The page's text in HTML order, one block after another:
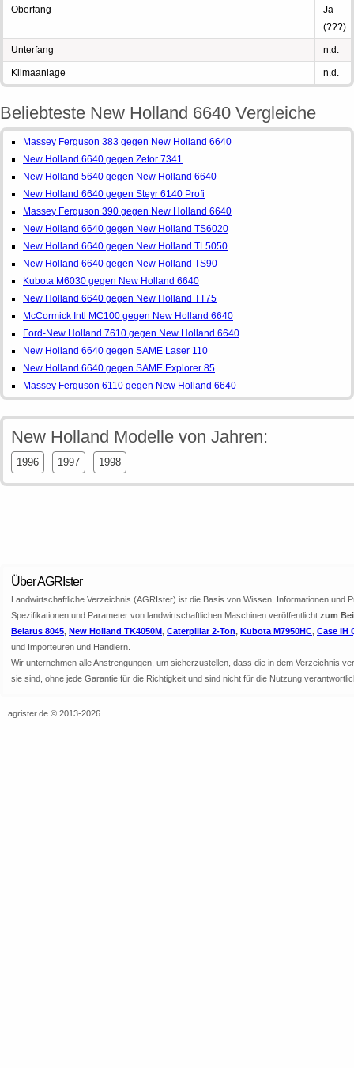
Oberfang
Ja
(???)
Unterfang n.d.
Klimaanlage n.d.
Beliebteste New Holland 6640 Vergleiche
Massey Ferguson 383 gegen New Holland 6640
New Holland 6640 gegen Zetor 7341
New Holland 5640 gegen New Holland 6640
New Holland 6640 gegen Steyr 6140 Profi
Massey Ferguson 390 gegen New Holland 6640
New Holland 6640 gegen New Holland TS6020
New Holland 6640 gegen New Holland TL5050
New Holland 6640 gegen New Holland TS90
Kubota M6030 gegen New Holland 6640
New Holland 6640 gegen New Holland TT75
McCormick Intl MC100 gegen New Holland 6640
Ford-New Holland 7610 gegen New Holland 6640
New Holland 6640 gegen SAME Laser 110
New Holland 6640 gegen SAME Explorer 85
Massey Ferguson 6110 gegen New Holland 6640
New Holland Modelle von Jahren:
1996 1997 1998
Über AGRIster
Landwirtschaftliche Verzeichnis (AGRIster) ist die Basis von Wissen, Informationen
Spezifikationen und Parameter von landwirtschaftlichen Maschinen veröffentlicht zum
Belarus 8045, New Holland TK4050M, Caterpillar 2-Ton, Kubota M7950HC, Case IH
und Importeuren und Händlern.
Wir unternehmen alle Anstrengungen, um sicherzustellen, dass die in dem Verzeichnis
sie sind, ohne jede Garantie für die Richtigkeit und sind nicht für die Nutzung
agrister.de © 2013-2026